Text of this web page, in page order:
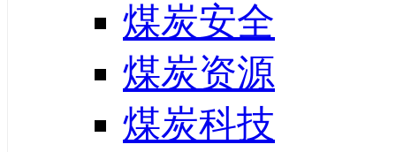
煤炭安全
煤炭资源
煤炭科技